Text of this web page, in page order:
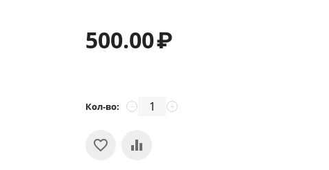
500.00₽
Кол-во: +
−